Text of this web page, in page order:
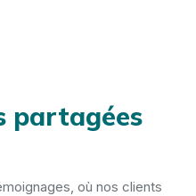
partagées
où nos clients